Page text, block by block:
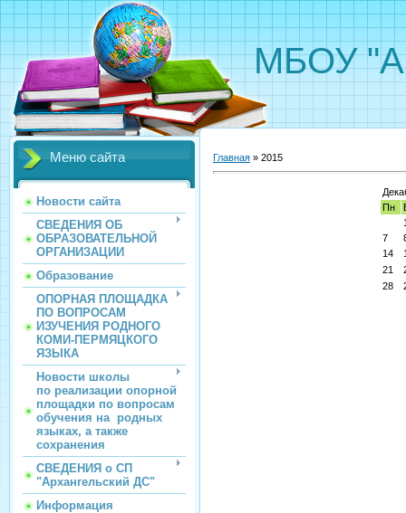
МБОУ
Меню сайта
Новости сайта
СВЕДЕНИЯ ОБ
ОБРАЗОВАТЕЛЬНОЙ
ОРГАНИЗАЦИИ
Образование
ОПОРНАЯ ПЛОЩАДКА
ПО ВОПРОСАМ
ИЗУЧЕНИЯ РОДНОГО
КОМИ-ПЕРМЯЦКОГО
ЯЗЫКА
Новости школы
по реализации опорной
площадки по вопросам
обучения на родных
языках, а также
сохранения
СВЕДЕНИЯ о СП
"Архангельский ДС"
Информация
Главная » 2015
Пн
7
14
21
28